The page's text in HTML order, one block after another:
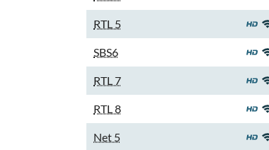
RTL 5
SBS6
RTL 7
RTL 8
Net 5